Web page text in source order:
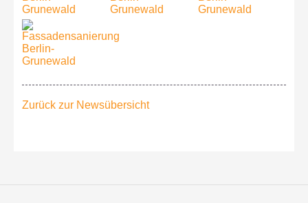
Zurück zur Newsübersicht